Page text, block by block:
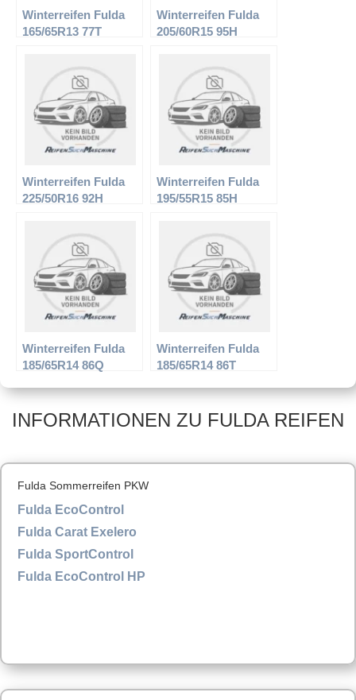
Winterreifen Fulda
165/65R13 77T
Winterreifen Fulda
205/60R15 95H
Winterreifen Fulda
225/50R16 92H
Winterreifen Fulda
195/55R15 85H
Winterreifen Fulda
185/65R14 86Q
Winterreifen Fulda
185/65R14 86T
INFORMATIONEN ZU FULDA REIFEN
Fulda Sommerreifen PKW
Fulda EcoControl
Fulda Carat Exelero
Fulda SportControl
Fulda EcoControl HP